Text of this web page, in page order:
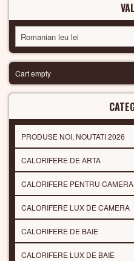
Romanian leu lei
Cart empty
PRODUSE NOI, NOUTATI 2026
CALORIFERE DE ARTA
CALORIFERE PENTRU CAMERA
CALORIFERE LUX DE CAMERA
CALORIFERE DE BAIE
CALORIFERE LUX DE BAIE